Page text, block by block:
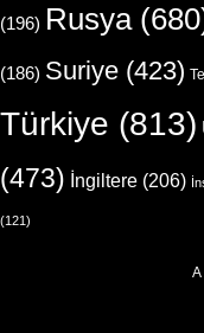
(196) Rusya
(186) Suriye (423)
Türkiye (813)
(473) İngiltere (206)
(121)